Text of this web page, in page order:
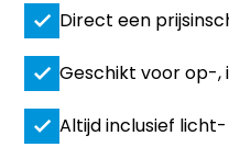
Direct een
Geschikt voor op-
Altijd inclusief